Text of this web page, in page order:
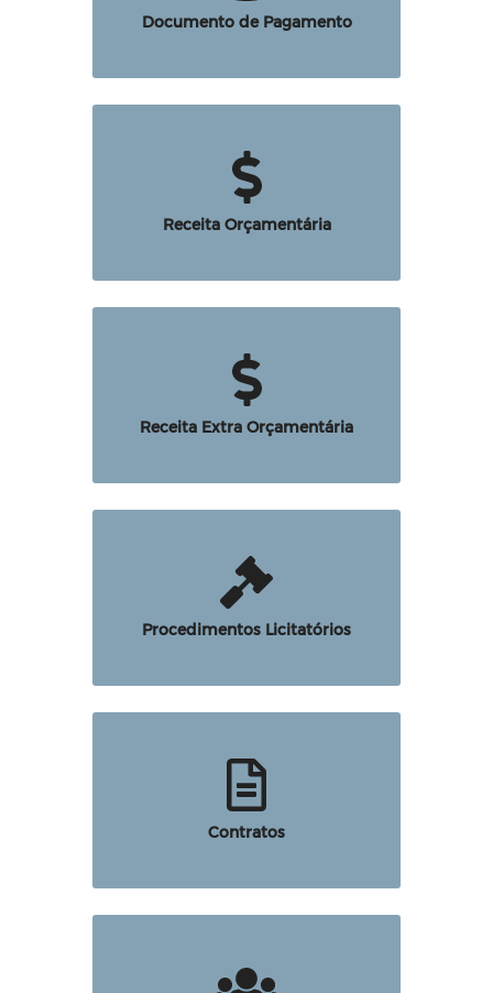
Documento de Pagamento
Receita Orçamentária
Receita Extra Orçamentária
Procedimentos Licitatórios
Contratos